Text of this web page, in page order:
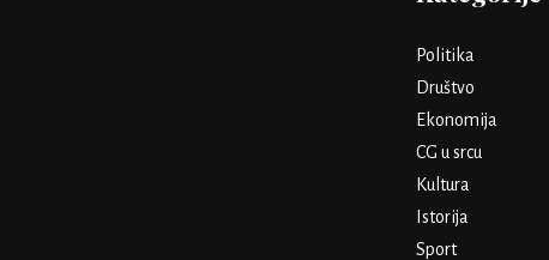
Politika
Društvo
Ekonomija
CG u srcu
Kultura
Istorija
Sport